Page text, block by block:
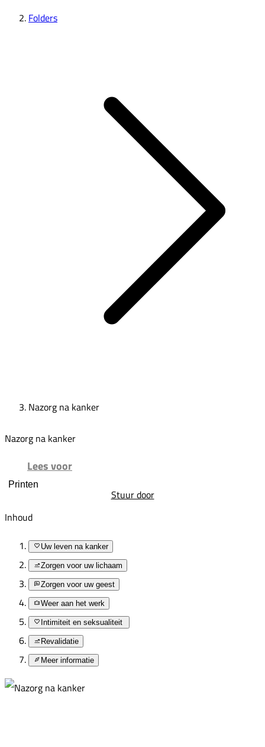
Folders
Nazorg na kanker
Nazorg na kanker
Lees voor
Printen
Stuur door
Inhoud
Uw leven na kanker
Zorgen voor uw lichaam
Zorgen voor uw geest
Weer aan het werk
Intimiteit en seksualiteit
Revalidatie
Meer informatie